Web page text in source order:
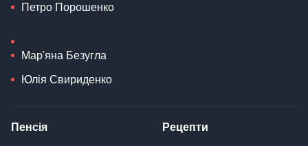
Петро Порошенко
Мар'яна Безугла
Юлія Свириденко
Пенсія Рецепти